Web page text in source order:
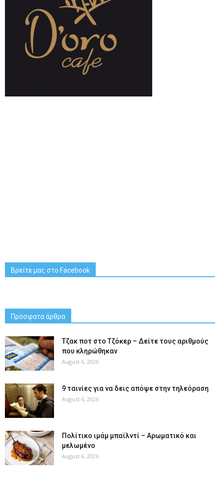
Βρείτε μας στο Facebook
Πρόσφατα άρθρα
Tζακ ποτ στο Τζόκερ – Δείτε τους αριθμούς
που κληρώθηκαν
August 6, 2026
9 ταινίες για να δεις απόψε στην τηλεόραση
August 6, 2026
Πολίτικο ιμάμ μπαϊλντί – Αρωματικό και
μελωμένο
August 6, 2026